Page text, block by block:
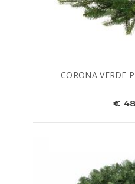
CORONA VERDE
€